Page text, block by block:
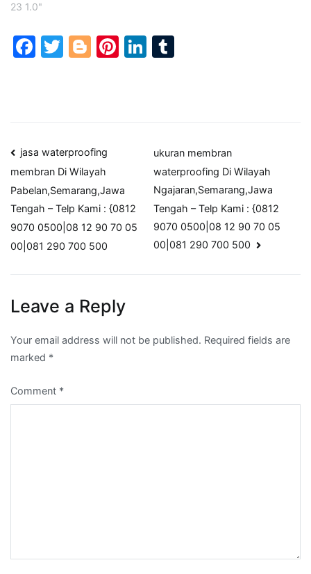
23 1.0"
Facebook
Twitter
Blogger
Pinterest
LinkedIn
Post
navigation
jasa waterproofing
membran Di Wilayah
Pabelan,Semarang,Jawa
Tengah – Telp Kami : {0812
9070 0500|08 12 90 70 05
00|081 290 700 500
ukuran membran
waterproofing Di Wilayah
Ngajaran,Semarang,Jawa
Tengah – Telp Kami : {0812
9070 0500|08 12 90 70 05
00|081 290 700 500
Leave a Reply
Your email address will not be published. Required fields are
marked *
Comment *